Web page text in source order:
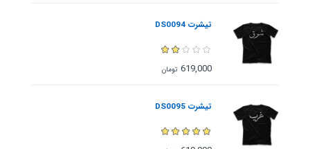
تیشرت DS0094
619,000 تومان
تیشرت DS0095